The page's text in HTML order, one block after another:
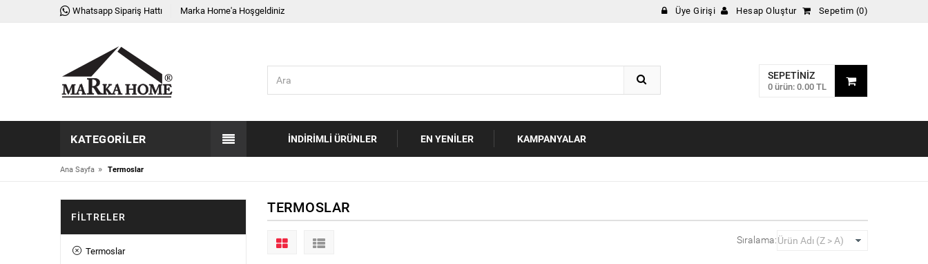
Whatsapp Sipariş Hattı Marka Home'a Hoşgeldiniz Üye Girişi Hesap Oluştur Sepetim (0)
SEPETINIZ
0 ürün: 0.00 TL
KATEGORILER İNDIRIMLI ÜRÜNLER EN YENILER KAMPANYALAR
Ana Sayfa » Termoslar
TERMOSLAR
Sıralama:
FILTRELER
Termoslar